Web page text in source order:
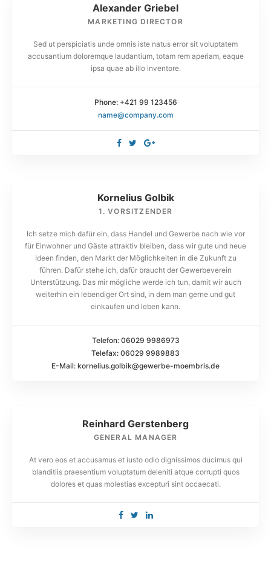
exercitation ullamco laboris nisi ut aliquip ex ea
reprehenderit in voluptate velit.Lorem ipsum dolor amet
laboris consectetur adipisicing elit, sed do eiusmod
laboris nisi ut aliquip ex ea commodo consequat. Duis
accusamus et iusto odio dignissimos ducimus qui
ducimus qui blanditiis praesentium voluptatum deleniti
sint occaecati cupiditate non provident, similique sunt in
culpa qui officia deserunt mollitia animi, id est laborum et
dolorum fuga. Et harum quidem rerum facilis est et
expedita distinctio.
Alexander Griebel
MARKETING DIRECTOR
Sed ut perspiciatis unde omnis iste natus error sit voluptatem
accusantium doloremque laudantium, totam rem aperiam, eaque
ipsa quae ab illo inventore.
Phone: +421 99 123456
name@company.com
Kornelius Golbik
1. VORSITZENDER
Ich setze mich dafür ein, dass Handel und Gewerbe nach wie vor
für Einwohner und Gäste attraktiv bleiben, dass wir gute und neue
Ideen finden, den Markt der Möglichkeiten in die Zukunft zu
führen. Dafür stehe ich, dafür braucht der Gewerbeverein
Unterstützung. Das mir mögliche werde ich tun, damit wir auch
weiterhin ein lebendiger Ort sind, in dem man gerne und gut
einkaufen und leben kann.
Telefon: 06029 9986973
Telefax: 06029 9989883
E-Mail: kornelius.golbik@gewerbe-moembris.de
Reinhard Gerstenberg
GENERAL MANAGER
At vero eos et accusamus et iusto odio dignissimos ducimus qui
blanditiis praesentium voluptatum deleniti atque corrupti quos
dolores et quas molestias excepturi sint occaecati.